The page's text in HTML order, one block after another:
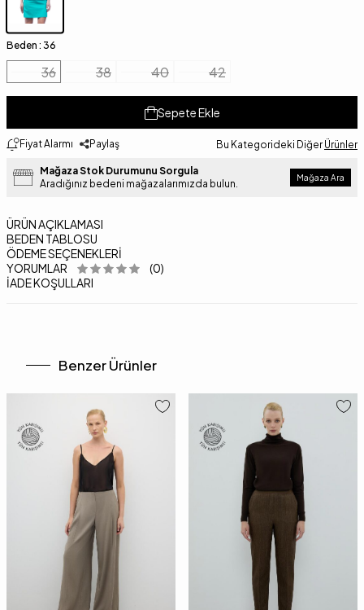
Beden : 36
36 38 40 42
Sepete Ekle
Fiyat Alarmı Paylaş Bu Kategorideki Diğer Ürünler
Mağaza Stok Durumunu Sorgula
Aradığınız bedeni mağazalarımızda bulun.
Mağaza Ara
ÜRÜN AÇIKLAMASI
BEDEN TABLOSU
ÖDEME SEÇENEKLERI
YORUMLAR
(0)
İADE KOŞULLARI
Benzer Ürünler